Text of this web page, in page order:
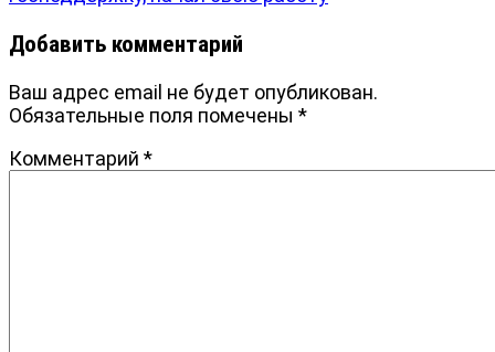
Добавить комментарий
Ваш адрес email не будет опубликован.
Обязательные поля помечены *
Комментарий *